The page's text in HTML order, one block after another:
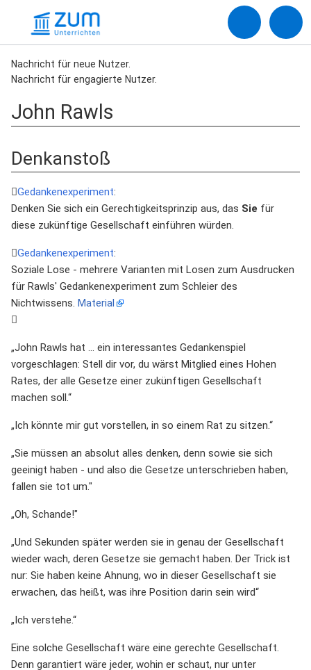
Nachricht für neue Nutzer.
Nachricht für engagierte Nutzer.
John Rawls
Denkanstoß
Gedankenexperiment:
Denken Sie sich ein Gerechtigkeitsprinzip aus, das Sie für
diese zukünftige Gesellschaft einführen würden.
Gedankenexperiment:
Soziale Lose - mehrere Varianten mit Losen zum Ausdrucken
für Rawls' Gedankenexperiment zum Schleier des
Nichtwissens. Material
„John Rawls hat ... ein interessantes Gedankenspiel
vorgeschlagen: Stell dir vor, du wärst Mitglied eines Hohen
Rates, der alle Gesetze einer zukünftigen Gesellschaft
machen soll.“
„Ich könnte mir gut vorstellen, in so einem Rat zu sitzen.“
„Sie müssen an absolut alles denken, denn sowie sie sich
geeinigt haben - und also die Gesetze unterschrieben haben,
fallen sie tot um."
„Oh, Schande!"
„Und Sekunden später werden sie in genau der Gesellschaft
wieder wach, deren Gesetze sie gemacht haben. Der Trick ist
nur: Sie haben keine Ahnung, wo in dieser Gesellschaft sie
erwachen, das heißt, was ihre Position darin sein wird“
„Ich verstehe.“
Eine solche Gesellschaft wäre eine gerechte Gesellschaft.
Denn garantiert wäre jeder, wohin er schaut, nur unter